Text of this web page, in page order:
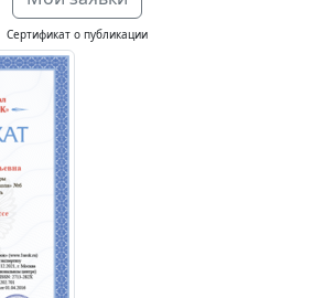
Сертификат о публикации